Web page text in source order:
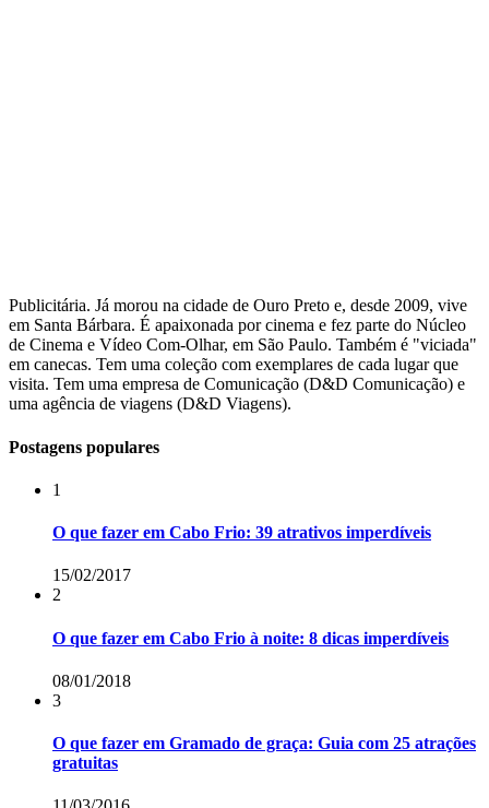
Publicitária. Já morou na cidade de Ouro Preto e, desde 2009, vive
em Santa Bárbara. É apaixonada por cinema e fez parte do Núcleo
de Cinema e Vídeo Com-Olhar, em São Paulo. Também é "viciada"
em canecas. Tem uma coleção com exemplares de cada lugar que
visita. Tem uma empresa de Comunicação (D&D Comunicação) e
uma agência de viagens (D&D Viagens).
Postagens populares
1
O que fazer em Cabo Frio: 39 atrativos imperdíveis
15/02/2017
2
O que fazer em Cabo Frio à noite: 8 dicas imperdíveis
08/01/2018
3
O que fazer em Gramado de graça: Guia com 25 atrações
gratuitas